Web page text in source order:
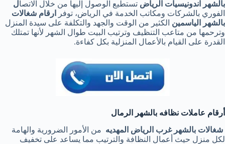
بالشهر اندونيسيات الرياض تستطيع الوصول إليها من خلال الاتصال
الفوري بالشركات ومكاتب الخدمة في الرياض، توفر
ارقام شغالات
بالشهر الياسمين الكثير من الوقت والجهد والتكلفة على سيدة المنزل
وترحمها من متاعب التنظيف وترتيب البيت طوال الشهر لأنها تمتلك
القدرة على القيام بالأعمال المنزلية بكل كفاءة.
أرقام عاملات نظافه بالشهر الرمال
شغالات بالشهر غرب الرياض المهديه من الأمور الضرورية والهامة
لكل منزل حيث أعمال النظافة والترتيب مما يساعد على تخفيف